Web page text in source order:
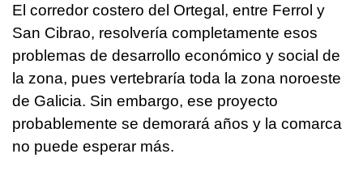
El corredor costero del Ortegal, entre Ferrol y
San Cibrao, resolvería completamente esos
problemas de desarrollo económico y social de
la zona, pues vertebraría toda la zona noroeste
de Galicia. Sin embargo, ese proyecto
probablemente se demorará años y la comarca
no puede esperar más.